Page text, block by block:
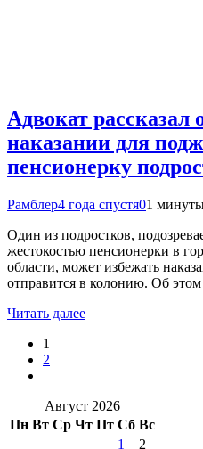
Адвокат рассказал
наказании для
пенсионерку
Рамблер4 года спустя01
Один из подростков,
жестокостью пенсионерки в
области, может избежать
отправится в колонию. Об
Читать далее
1
2
Август 2026
Пн Вт Ср Чт Пт Сб Вс
1
2